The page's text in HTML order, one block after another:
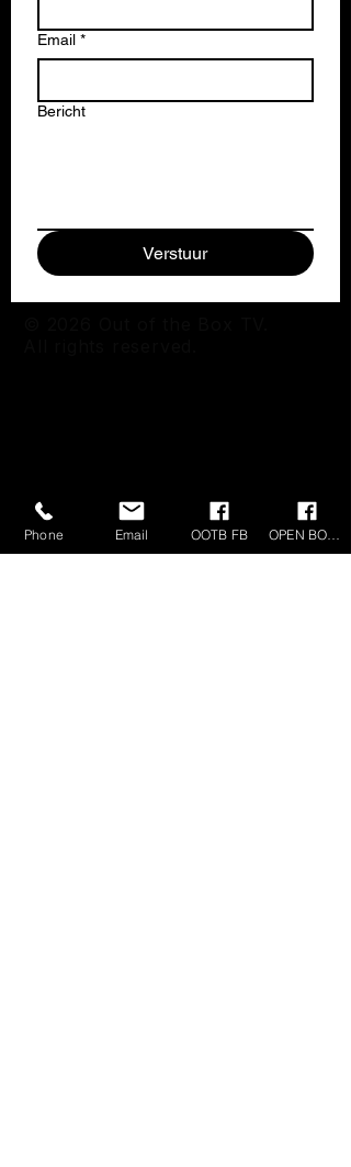
Email *
Bericht
Verstuur
Phone Email OOTB FB